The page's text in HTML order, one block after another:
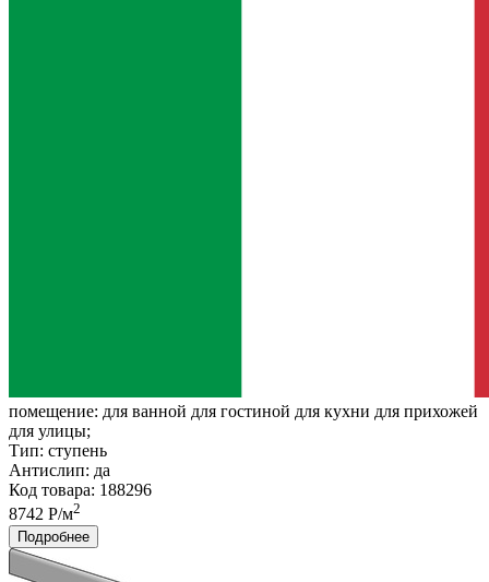
помещение: для ванной для гостиной для кухни для прихожей
для улицы;
Тип: ступень
Антислип: да
Код товара: 188296
8742 Р/м2
Подробнее